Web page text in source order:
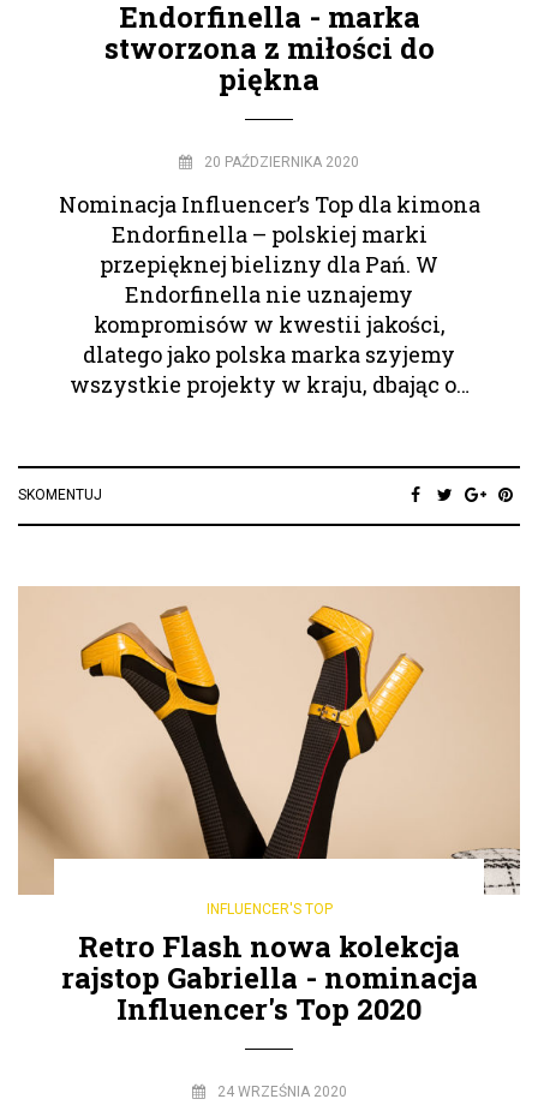
Endorfinella - marka
stworzona z miłości do
piękna
20 PAŹDZIERNIKA 2020
Nominacja Influencer’s Top dla kimona
Endorfinella – polskiej marki
przepięknej bielizny dla Pań. W
Endorfinella nie uznajemy
kompromisów w kwestii jakości,
dlatego jako polska marka szyjemy
wszystkie projekty w kraju, dbając o…
SKOMENTUJ
INFLUENCER'S TOP
Retro Flash nowa kolekcja
rajstop Gabriella - nominacja
Influencer's Top 2020
24 WRZEŚNIA 2020